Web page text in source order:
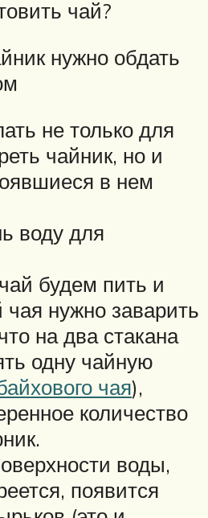
чай?
нужно обдать
не только для
чайник, но и
в нем
воду для
будем пить и
чая нужно заварить
на два стакана
одну чайную
чая),
количество
воды,
появится